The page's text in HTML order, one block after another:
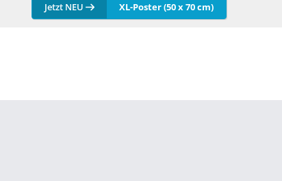
Jetzt NEU XL-Poster (50 x 70 cm)